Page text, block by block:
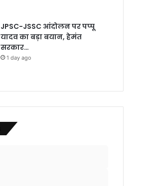
JPSC-JSSC आंदोलन पर पप्पू
यादव का बड़ा बयान, हेमंत
सरकार…
1 day ago